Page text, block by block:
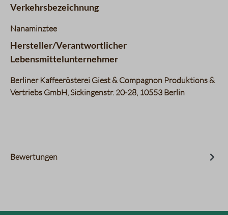
Verkehrsbezeichnung
Nanaminztee
Hersteller/Verantwortlicher
Lebensmittelunternehmer
Berliner Kaffeerösterei Giest & Compagnon Produktions &
Vertriebs GmbH, Sickingenstr. 20-28, 10553 Berlin
Bewertungen